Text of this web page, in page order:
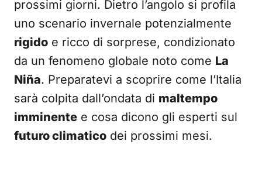
prossimi giorni. Dietro l’angolo si profila
uno scenario invernale potenzialmente
rigido e ricco di sorprese, condizionato
da un fenomeno globale noto come La
Niña. Preparatevi a scoprire come l’Italia
sarà colpita dall’ondata di maltempo
imminente e cosa dicono gli esperti sul
futuro climatico dei prossimi mesi.